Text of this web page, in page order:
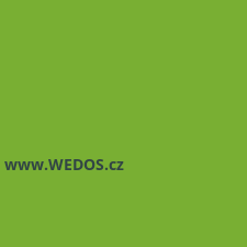
www.WEDOS.cz